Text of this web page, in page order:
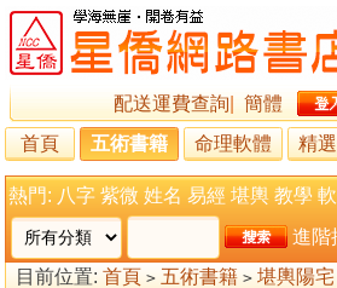
配送運費查詢
簡體
首頁
五術書籍 命理軟體 精
熱門: 八字 紫微 姓名 易經 堪輿 教學
進階
目前位置: 首頁 > 五術書籍 > 堪輿陽宅